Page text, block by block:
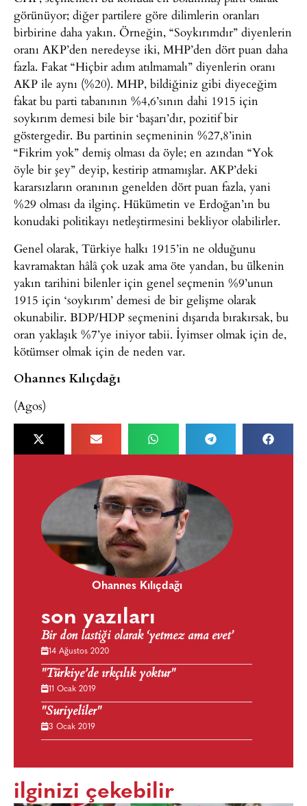
görünüyor; diğer partilere göre dilimlerin oranları
birbirine daha yakın. Örneğin, “Soykırımdır” diyenlerin
oranı AKP’den neredeyse iki, MHP’den dört puan daha
fazla. Fakat “Hiçbir adım atılmamalı” diyenlerin oranı
AKP ile aynı (%20). MHP, bildiğiniz gibi diyeceğim
fakat bu parti tabanının %4,6’sının dahi 1915 için
soykırım demesi bile bir ‘başarı’dır, pozitif bir
göstergedir. Bu partinin seçmeninin %27,8’inin
“Fikrim yok” demiş olması da öyle; en azından “Yok
öyle bir şey” deyip, kestirip atmamışlar. AKP’deki
kararsızların oranının genelden dört puan fazla, yani
%29 olması da ilginç. Hükümetin ve Erdoğan’ın bu
konudaki politikayı netleştirmesini bekliyor olabilirler.
Genel olarak, Türkiye halkı 1915’in ne olduğunu
kavramaktan hâlâ çok uzak ama öte yandan, bu ülkenin
yakın tarihini bilenler için genel seçmenin %9’unun
1915 için ‘soykırım’ demesi de bir gelişme olarak
okunabilir. BDP/HDP seçmenini dışarıda bırakırsak, bu
oran yaklaşık %7’ye iniyor tabii. İyimser olmak için de,
kötümser olmak için de neden var.
Ohannes Kılıçdağı
(Agos)
Ohannes Kılıçdağı
son yazıları
Bir don lastiği olarak ‘yetmez ama evet’
14 Ağustos 2020
"Türkiye’de ırkçılık yoktur"
11 Ocak 2019
"Suriyeliler"
3 Ocak 2019
ilginizi çekebilir